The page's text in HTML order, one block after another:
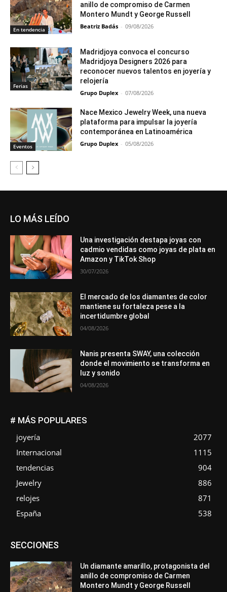
En tendencia
anillo de compromiso de Carmen
Montero Mundt y George Russell
Beatriz Badás - 09/08/2026
Ferias
Madridjoya convoca el concurso
Madridjoya Designers 2026 para
reconocer nuevos talentos en joyería y
relojería
Grupo Duplex - 07/08/2026
Eventos
Nace Mexico Jewelry Week, una nueva
plataforma para impulsar la joyería
contemporánea en Latinoamérica
Grupo Duplex - 05/08/2026
LO MÁS LEÍDO
Una investigación destapa joyas con
cadmio vendidas como joyas de plata en
Amazon y TikTok Shop
30/07/2026
El mercado de los diamantes de color
mantiene su fortaleza pese a la
incertidumbre global
04/08/2026
Nanis presenta SWAY, una colección
donde el movimiento se transforma en
luz y sonido
04/08/2026
# MÁS POPULARES
joyería
2077
Internacional
1115
tendencias
904
Jewelry
886
relojes
871
España
538
SECCIONESAsociaciones
Entrevistas
Mundo Técnico
Novedades Opiniones
Perspectiva
Premios
Secciones Sin categoría
Más
Un diamante amarillo, protagonista del
anillo de compromiso de Carmen
Montero Mundt y George Russell